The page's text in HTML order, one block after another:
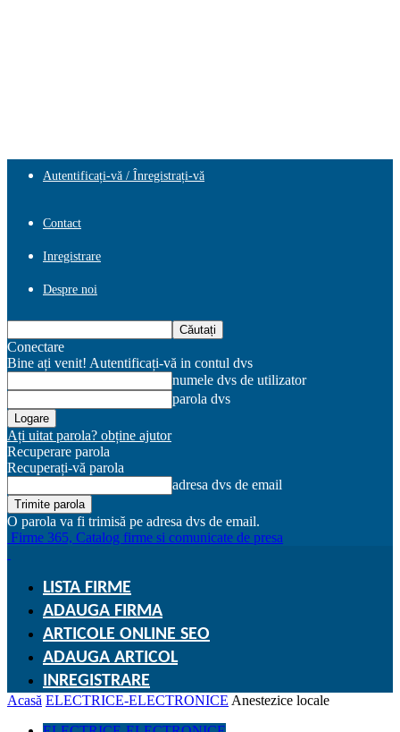
Autentificați-vă / Înregistrați-vă
Contact
Inregistrare
Despre noi
Conectare
Bine ați venit! Autentificați-vă in contul dvs
numele dvs de utilizator
parola dvs
Ați uitat parola? obține ajutor
Recuperare parola
Recuperați-vă parola
adresa dvs de email
O parola va fi trimisă pe adresa dvs de email.
Firme 365, Catalog firme si comunicate de presa
LISTA FIRME
ADAUGA FIRMA
ARTICOLE ONLINE SEO
ADAUGA ARTICOL
INREGISTRARE
Acasă ELECTRICE-ELECTRONICE Anestezice locale